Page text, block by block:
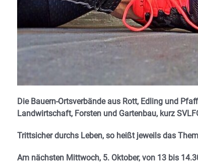
Die Bauern-Ortsverbände aus Rott, Edling und
Landwirtschaft, Forsten und Gartenbau, kurz
Trittsicher durchs Leben, so heißt jeweils das
Am nächsten Mittwoch, 5. Oktober, von 13 bis